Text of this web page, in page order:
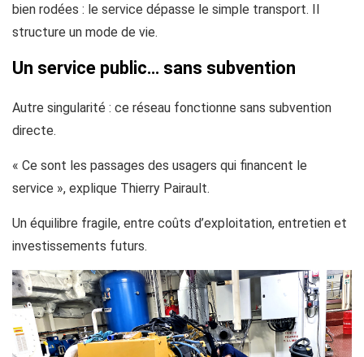
bien rodées : le service dépasse le simple transport. Il
structure un mode de vie.
Un service public… sans subvention
Autre singularité : ce réseau fonctionne sans subvention
directe.
« Ce sont les passages des usagers qui financent le
service », explique Thierry Pairault.
Un équilibre fragile, entre coûts d’exploitation, entretien et
investissements futurs.